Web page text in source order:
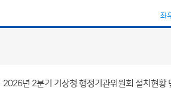
좌
공
개
정
보2026년 2분기 기상청 행정기관위원회 설치현황